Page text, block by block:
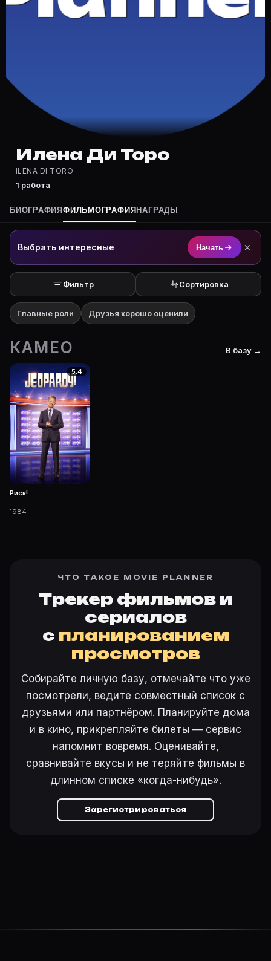
Где снимался Илена Ди Торо?
Илена Ди Торо — актёр. Биография и роли на
Где открыть фильмографию Илена Ди Торо?
На Movie Planner: https://movie-planner.ru/s/
Илена Ди Торо
ILENA DI TORO
1 работа
БИОГРАФИЯФИЛЬМОГРАФИЯ НАГРАДЫ
Выбрать интересные Начать ×
Фильтр Сортировка
Главные роли Друзья хорошо оценили
КАМЕО В базу →
5.4
Риск!
1984
ЧТО ТАКОЕ MOVIE PLANNER
Трекер фильмов и
сериалов
с планированием
просмотров
Собирайте личную базу, отмечайте что уже
посмотрели, ведите совместный список с
друзьями или партнёром. Планируйте дома
и в кино, прикрепляйте билеты — сервис
напомнит вовремя. Оценивайте,
сравнивайте вкусы и не теряйте фильмы в
длинном списке «когда-нибудь».
Зарегистрироваться